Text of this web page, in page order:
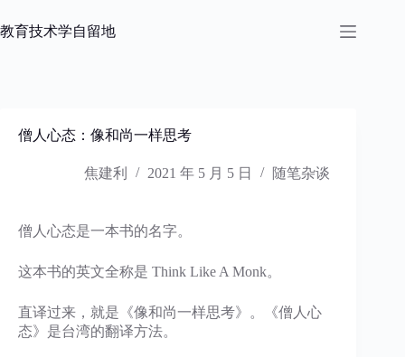
过
教育技术学自留地
僧人心态：像和尚一样思考
焦建利 2021 年 5 月 5 日 随笔杂谈
僧人心态是一本书的名字。
这本书的英文全称是 Think Like A Monk。
直译过来，就是《像和尚一样思考》。《僧人心
态》是台湾的翻译方法。